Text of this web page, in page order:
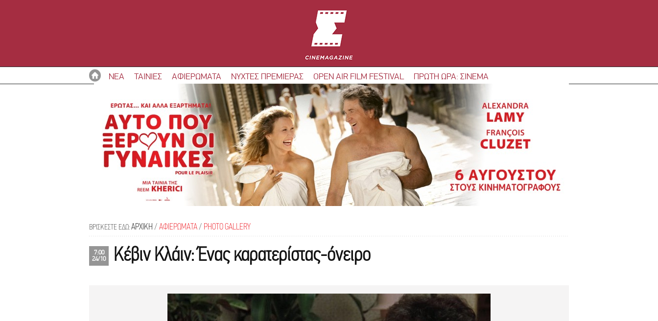
ΝΕΑ ΤΑΙΝΙΕΣ ΑΦΙΕΡΩΜΑΤΑ ΝΥΧΤΕΣ ΠΡΕΜΙΕΡΑΣ OPEN AIR FILM FESTIVAL ΠΡΩΤΗ ΩΡΑ: ΣΙΝΕΜΑ
ΒΡΙΣΚΕΣΤΕ ΕΔΩ: ΑΡΧΙΚΗ / ΑΦΙΕΡΩΜΑΤΑ/ PHOTO GALLERY
7:00
24/10
Κέβιν Κλάιν: Ένας καρατερίστας-όνειρο